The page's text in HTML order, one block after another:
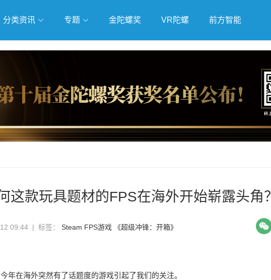
分类资讯 专题
人工智能 武侠游戏 独立游戏 云游戏
金陀螺奖 VR陀螺 前方智能
这款玩具题材的FPS在海外开始崭露头角？
09:44 | 标签： Steam FPS游戏 《超级冲锋：开箱》
年在海外突然有了话题度的游戏引起了我们的关注。